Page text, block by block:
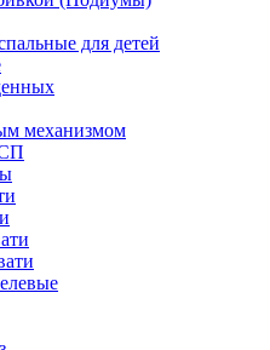
для детей
механизмом